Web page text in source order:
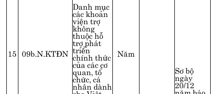
15 09b.N.KTĐN
Danh mục
các khoản
viện trợ
không
thuộc hỗ
trợ phát
triển
chính thức
của các cơ
quan, tổ
chức, cá
nhân dành
Năm
Sơ bộ
ngày
20/12
năm báo